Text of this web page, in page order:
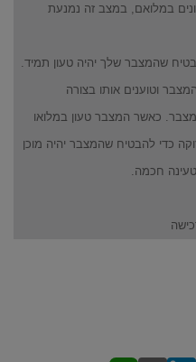
במלואם, במצב זה נמנעת
שהמצבר שלך יהיה טעון תמיד.
וטוענים אותו בצורה
כאשר המצבר טעון במלואו
כדי להבטיח שהמצבר יהיה מוכן
חכמה.